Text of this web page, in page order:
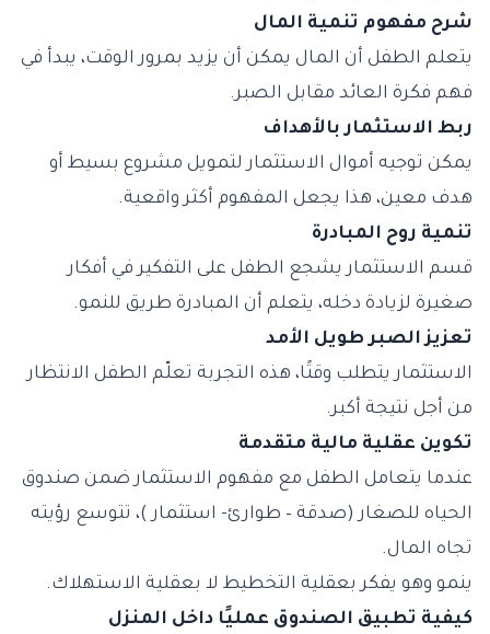
شرح مفهوم تنمية المال
يتعلم الطفل أن المال يمكن أن يزيد بمرور الوقت، يبدأ في
فهم فكرة العائد مقابل الصبر.
ربط الاستثمار بالأهداف
يمكن توجيه أموال الاستثمار لتمويل مشروع بسيط أو
هدف معين، هذا يجعل المفهوم أكثر واقعية.
تنمية روح المبادرة
قسم الاستثمار يشجع الطفل على التفكير في أفكار
صغيرة لزيادة دخله، يتعلم أن المبادرة طريق للنمو.
تعزيز الصبر طويل الأمد
الاستثمار يتطلب وقتًا، هذه التجربة تعلّم الطفل الانتظار
من أجل نتيجة أكبر.
تكوين عقلية مالية متقدمة
عندما يتعامل الطفل مع مفهوم الاستثمار ضمن صندوق
الحياه للصغار (صدقة – طوارئ- استثمار )، تتوسع رؤيته
تجاه المال.
ينمو وهو يفكر بعقلية التخطيط لا بعقلية الاستهلاك.
كيفية تطبيق الصندوق عمليًا داخل المنزل